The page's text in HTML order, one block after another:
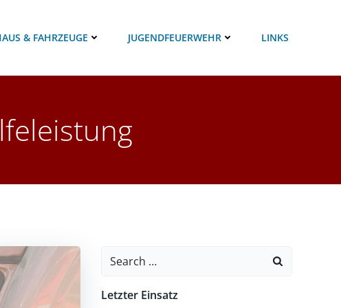
& FAHRZEUGE JUGENDFEUERWEHR LINKS
Search
Letzter Einsatz